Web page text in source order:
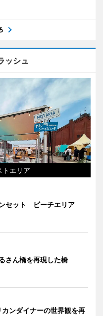
ッシュ
エリア
セット ビーチエリア
さん橋を再現した橋
ンダイナーの世界観を再